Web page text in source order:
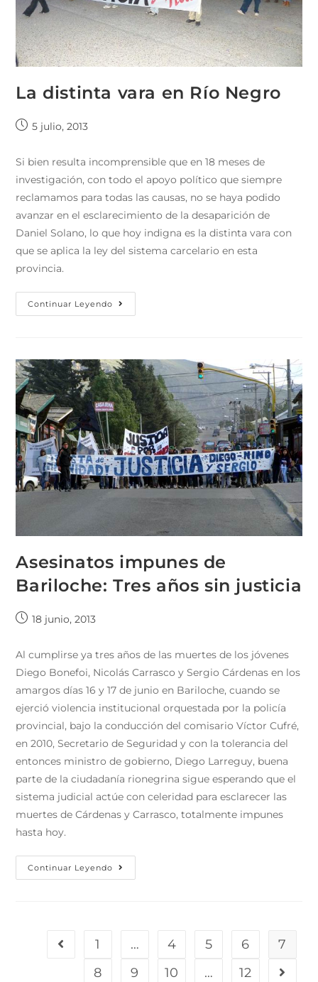
La distinta vara en Río Negro
5 julio, 2013
Si bien resulta incomprensible que en 18 meses de
investigación, con todo el apoyo político que siempre
reclamamos para todas las causas, no se haya podido
avanzar en el esclarecimiento de la desaparición de
Daniel Solano, lo que hoy indigna es la distinta vara con
que se aplica la ley del sistema carcelario en esta
provincia.
Continuar Leyendo
Asesinatos impunes de
Bariloche: Tres años sin justicia
18 junio, 2013
Al cumplirse ya tres años de las muertes de los jóvenes
Diego Bonefoi, Nicolás Carrasco y Sergio Cárdenas en los
amargos días 16 y 17 de junio en Bariloche, cuando se
ejerció violencia institucional orquestada por la policía
provincial, bajo la conducción del comisario Víctor Cufré,
en 2010, Secretario de Seguridad y con la tolerancia del
entonces ministro de gobierno, Diego Larreguy, buena
parte de la ciudadanía rionegrina sigue esperando que el
sistema judicial actúe con celeridad para esclarecer las
muertes de Cárdenas y Carrasco, totalmente impunes
hasta hoy.
Continuar Leyendo
1 … 4 5 6
7
8
9 10 … 12